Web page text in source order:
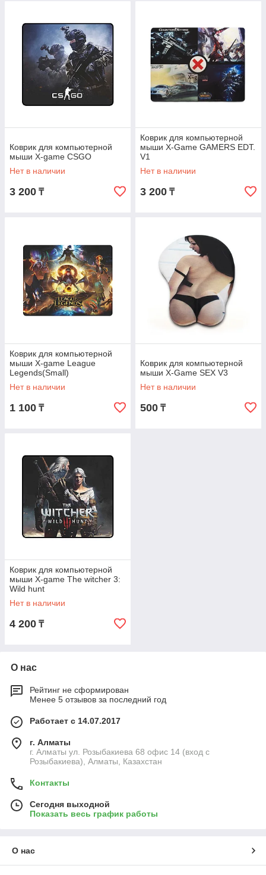
Коврик для компьютерной
мыши X-game CSGO
Нет в наличии
3 200 ₸
Коврик для компьютерной
мыши X-Game GAMERS EDT.
V1
Нет в наличии
3 200 ₸
Коврик для компьютерной
мыши X-game League
Legends(Small)
Нет в наличии
1 100 ₸
Коврик для компьютерной
мыши X-Game SEX V3
Нет в наличии
500 ₸
Коврик для компьютерной
мыши X-game The witcher 3:
Wild hunt
Нет в наличии
4 200 ₸
О нас
Рейтинг не сформирован
Менее 5 отзывов за последний год
Работает с 14.07.2017
г. Алматы
г. Алматы ул. Розыбакиева 68 офис 14 (вход с
Розыбакиева), Алматы, Казахстан
Контакты
Сегодня выходной
Показать весь график работы
О нас